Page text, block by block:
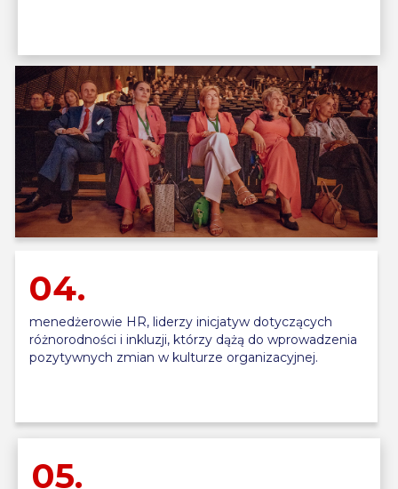
04.
menedżerowie HR, liderzy inicjatyw dotyczących
różnorodności i inkluzji, którzy dążą do wprowadzenia
pozytywnych zmian w kulturze organizacyjnej.
05.